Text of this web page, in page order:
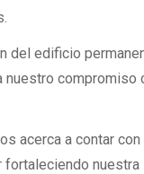
del edificio
compromiso
acerca a contar